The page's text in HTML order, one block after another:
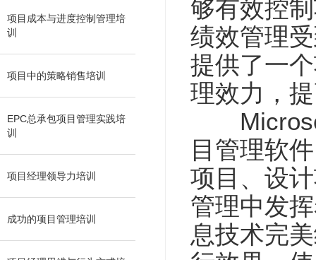
项目成本与进度控制管理培
训
项目中的策略销售培训
EPC总承包项目管理实践培
训
项目经理领导力培训
成功的项目管理培训
够有效控
绩效管理
提供了一
理效力，
目管理软
项目、设
管理中发
息技术完